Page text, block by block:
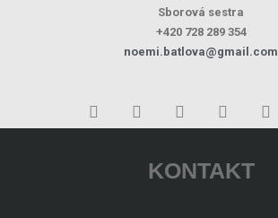
Sborová sestra
+420 728 289 354
noemi.batlova@gmail.com
KONTAKT